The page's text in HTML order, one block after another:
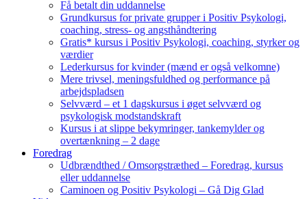
Få betalt din uddannelse
Grundkursus for private grupper i Positiv Psykologi,
coaching, stress- og angsthåndtering
Gratis* kursus i Positiv Psykologi, coaching, styrker og
værdier
Lederkursus for kvinder (mænd er også velkomne)
Mere trivsel, meningsfuldhed og performance på
arbejdspladsen
Selvværd – et 1 dagskursus i øget selvværd og
psykologisk modstandskraft
Kursus i at slippe bekymringer, tankemylder og
overtænkning – 2 dage
Foredrag
Udbrændthed / Omsorgstræthed – Foredrag, kursus
eller uddannelse
Caminoen og Positiv Psykologi – Gå Dig Glad